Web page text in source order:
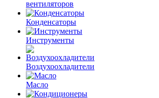
вентиляторов
Конденсаторы
Инструменты
Воздухоохладители
Масло